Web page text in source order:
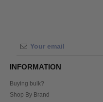
INFORMATION
Buying bulk?
Shop By Brand